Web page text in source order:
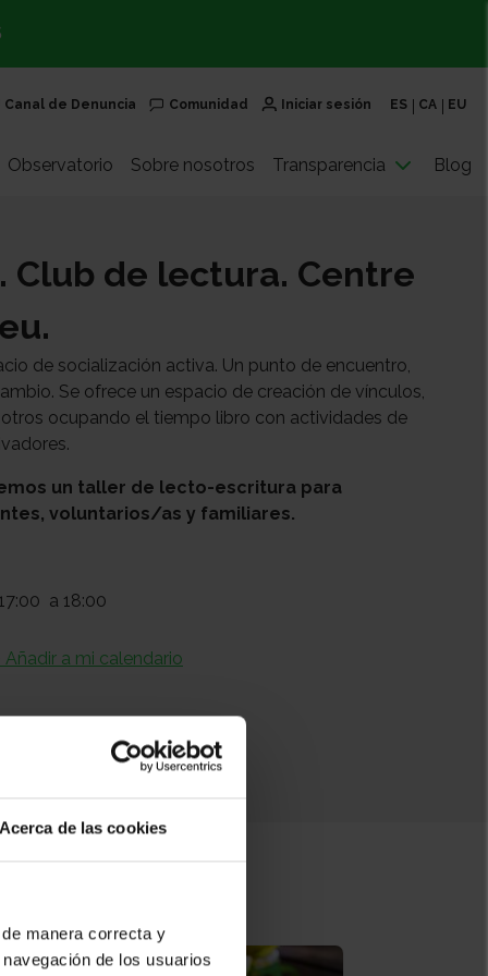
Acerca de las cookies
manera correcta y
de los usuarios
Canal de Denuncia Comunidad Iniciar sesión ES CA EU
Observatorio Sobre nosotros Transparencia Blog
Club de lectura. Centre
de socialización activa. Un punto de encuentro,
Se ofrece un espacio de creación de vínculos,
ocupando el tiempo libro con actividades de
un taller de lecto-escritura para
voluntarios/as y familiares.
17:00 a 18:00
Añadir a mi calendario